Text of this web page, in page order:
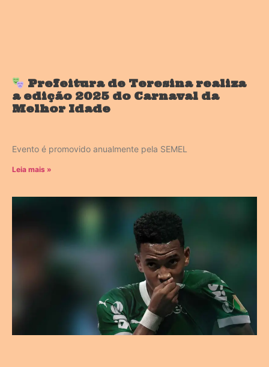
Prefeitura de Teresina realiza
a edição 2025 do Carnaval da
Melhor Idade
Evento é promovido anualmente pela SEMEL
Leia mais »